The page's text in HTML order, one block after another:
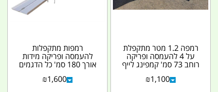
רמפה 1.2 מטר מתקפלת
על 4 להעמסה ופריקה
רוחב 73 סמ' קמפינג לייף
₪1,100
רמפות מתקפלות
להעמסה ופריקה מידות
אורך 180 סמ' כל הדגמים
רגלים...₪1,600